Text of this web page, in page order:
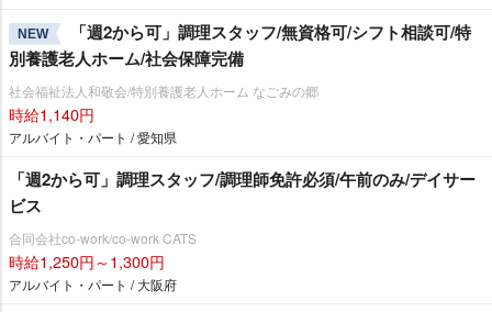
NEW
「週2から可」調理スタッフ/無資格可/シフト相談可/特
別養護老人ホーム/社会保障完備
社会福祉法人和敬会/特別養護老人ホーム なごみの郷
時給1,140円
アルバイト・パート / 愛知県
「週2から可」調理スタッフ/調理師免許必須/午前のみ/デイサー
ビス
合同会社co-work/co-work CATS
時給1,250円～1,300円
アルバイト・パート / 大阪府